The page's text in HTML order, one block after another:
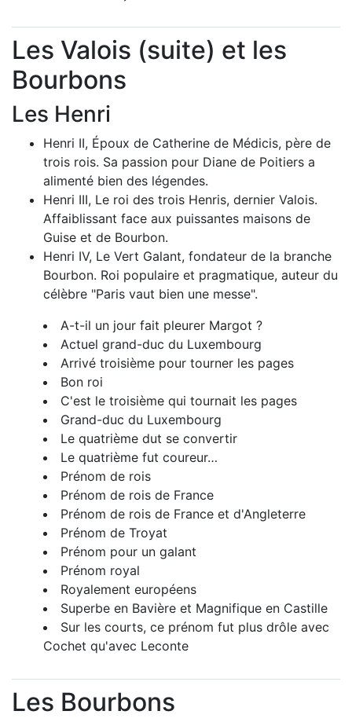
Les Valois (suite) et les
Bourbons
Les Henri
Henri II, Époux de Catherine de Médicis, père de
trois rois. Sa passion pour Diane de Poitiers a
alimenté bien des légendes.
Henri III, Le roi des trois Henris, dernier Valois.
Affaiblissant face aux puissantes maisons de
Guise et de Bourbon.
Henri IV, Le Vert Galant, fondateur de la branche
Bourbon. Roi populaire et pragmatique, auteur du
célèbre "Paris vaut bien une messe".
A-t-il un jour fait pleurer Margot ?
Actuel grand-duc du Luxembourg
Arrivé troisième pour tourner les pages
Bon roi
C'est le troisième qui tournait les pages
Grand-duc du Luxembourg
Le quatrième dut se convertir
Le quatrième fut coureur…
Prénom de rois
Prénom de rois de France
Prénom de rois de France et d'Angleterre
Prénom de Troyat
Prénom pour un galant
Prénom royal
Royalement européens
Superbe en Bavière et Magnifique en Castille
Sur les courts, ce prénom fut plus drôle avec
Cochet qu'avec Leconte
Les Bourbons